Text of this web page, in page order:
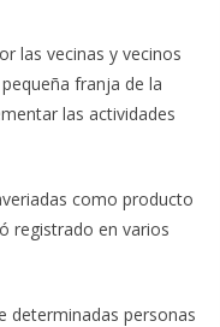
las vecinas y vecinos
franja de la
las actividades
como producto
registrado en varios
determinadas personas